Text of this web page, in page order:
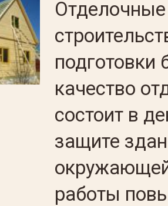
подготовки
качество
состоит в
защите
работы